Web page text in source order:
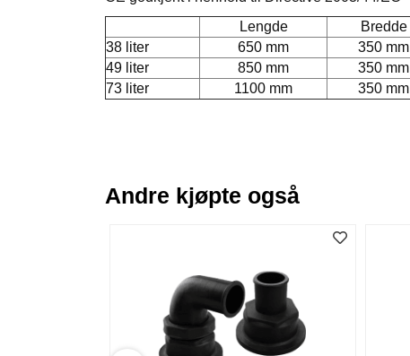
Lengde
Bredde
38 liter
650 mm 350 mm
49 liter
850 mm 350 mm
73 liter
1100 mm 350 mm
Andre kjøpte også